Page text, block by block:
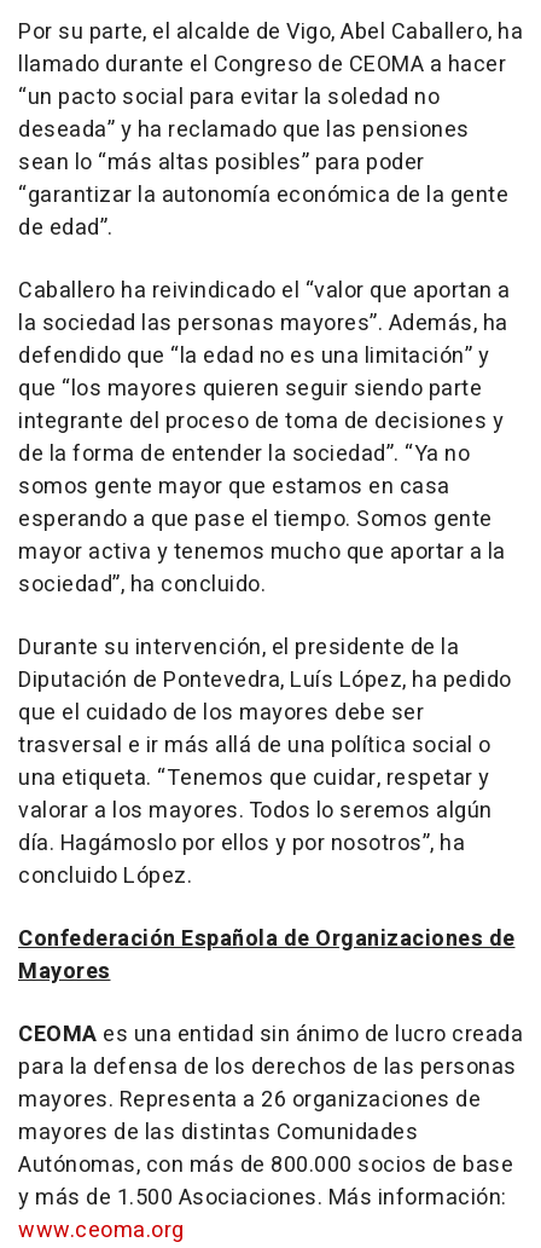
Por su parte, el alcalde de Vigo, Abel Caballero, ha
llamado durante el Congreso de CEOMA a hacer
“un pacto social para evitar la soledad no
deseada” y ha reclamado que las pensiones
sean lo “más altas posibles” para poder
“garantizar la autonomía económica de la gente
de edad”.
Caballero ha reivindicado el “valor que aportan a
la sociedad las personas mayores”. Además, ha
defendido que “la edad no es una limitación” y
que “los mayores quieren seguir siendo parte
integrante del proceso de toma de decisiones y
de la forma de entender la sociedad”. “Ya no
somos gente mayor que estamos en casa
esperando a que pase el tiempo. Somos gente
mayor activa y tenemos mucho que aportar a la
sociedad”, ha concluido.
Durante su intervención, el presidente de la
Diputación de Pontevedra, Luís López, ha pedido
que el cuidado de los mayores debe ser
trasversal e ir más allá de una política social o
una etiqueta. “Tenemos que cuidar, respetar y
valorar a los mayores. Todos lo seremos algún
día. Hagámoslo por ellos y por nosotros”, ha
concluido López.
Confederación Española de Organizaciones de
Mayores
CEOMA es una entidad sin ánimo de lucro creada
para la defensa de los derechos de las personas
mayores. Representa a 26 organizaciones de
mayores de las distintas Comunidades
Autónomas, con más de 800.000 socios de base
y más de 1.500 Asociaciones. Más información:
www.ceoma.org